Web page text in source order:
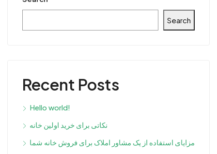
Search
Recent Posts
Hello world!
نکاتی برای خرید اولین خانه
مزایای استفاده از یک مشاور املاک برای فروش خانه شما